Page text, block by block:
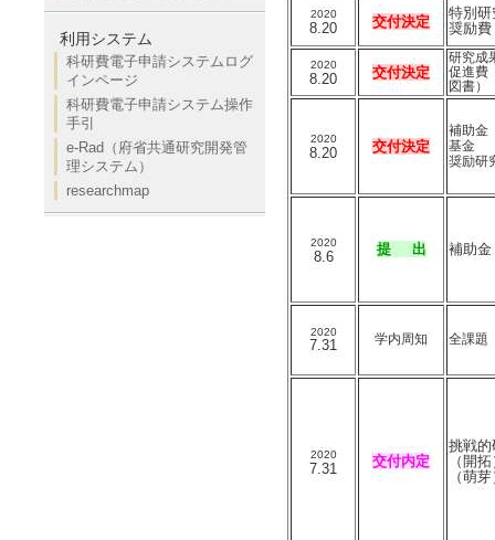
2020
8.20 交付決定
特別研
奨励費
2020
8.20 交付決定
研究成
促進費
図書）
2020
8.20 交付決定
補助金
基金
奨励研
2020
8.6 提 出 補助金
2020
7.31 学内周知 全課題
2020
7.31 交付内定
挑戦的
（開
（萌
利用システム
科研費電子申請システムログ
インページ
科研費電子申請システム操作
手引
e-Rad（府省共通研究開発管
理システム）
researchmap